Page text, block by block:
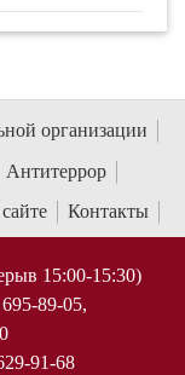
организации
Антитеррор
Контакты
15:00-15:30)
89-05,
91-68